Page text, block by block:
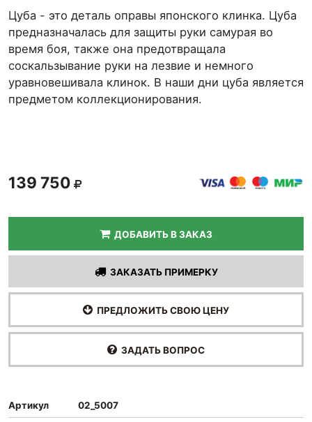
Цуба - это деталь оправы японского клинка. Цуба
предназначалась для защиты руки самурая во
время боя, также она предотвращала
соскальзывание руки на лезвие и немного
уравновешивала клинок. В наши дни цуба является
предметом коллекционирования.
139 750
ДОБАВИТЬ В ЗАКАЗ
ЗАКАЗАТЬ ПРИМЕРКУ
ПРЕДЛОЖИТЬ СВОЮ ЦЕНУ
ЗАДАТЬ ВОПРОС
Артикул 02_5007